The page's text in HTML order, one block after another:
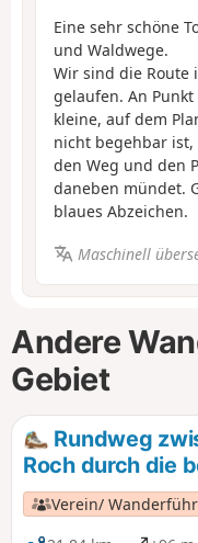
Eine sehr schöne
und Waldwege.
Wir sind die Route
gelaufen. An
kleine, auf dem
nicht begehbar
den Weg und den
daneben mündet.
blaues Abzeichen.
Maschinell
Andere
Gebiet
Rundweg
Roch durch die
Verein/